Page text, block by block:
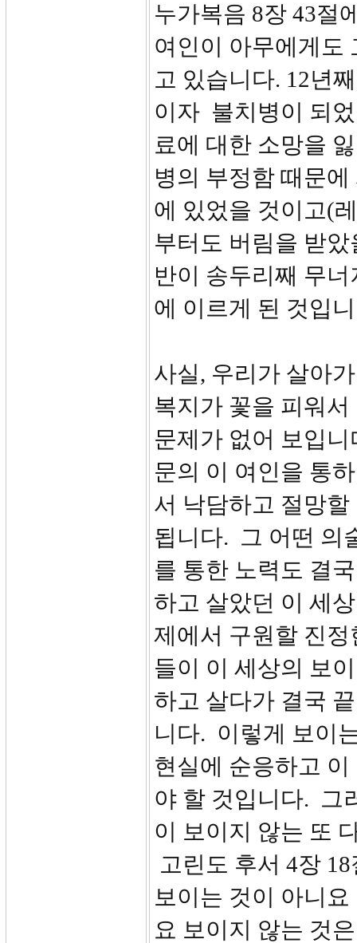
누가복음 8장 43절
여인이 아무에게도
고 있습니다. 12년
이자 불치병이 되
료에 대한 소망을
병의 부정함 때문
에 있었을 것이고(
부터도 버림을 받
반이 송두리째 무
에 이르게 된 것입
사실, 우리가 살아
복지가 꽃을 피워
문제가 없어 보입
문의 이 여인을 통
서 낙담하고 절망
됩니다. 그 어떤 의
를 통한 노력도 결
하고 살았던 이 세
제에서 구원할 진
들이 이 세상의 보
하고 살다가 결국
니다. 이렇게 보이
현실에 순응하고
야 할 것입니다. 그
이 보이지 않는 또
고린도 후서 4장
보이는 것이 아니
요 보이지 않는 것